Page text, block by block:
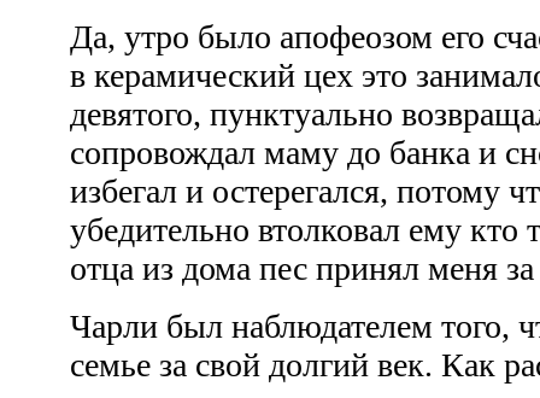
Да, утро было апофеозом его
в керамический цех это
девятого, пунктуально
сопровождал маму до банка и
избегал и остерегался, потому
убедительно втолковал ему кто
отца из дома пес принял меня
Чарли был наблюдателем того,
семье за свой долгий век. Как